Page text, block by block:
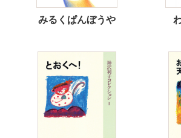
みるくぱんぼうや